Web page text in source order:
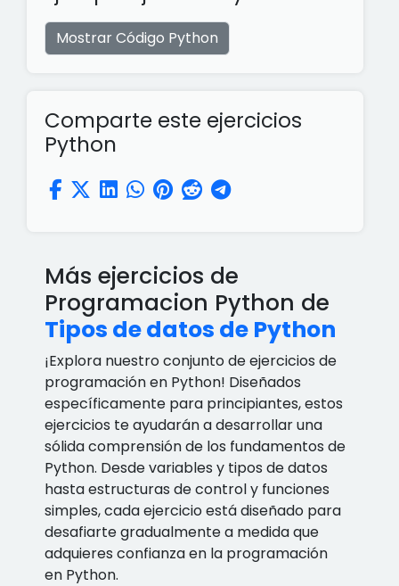
Mostrar Código Python
Comparte este ejercicios
Python
Más ejercicios de
Programacion Python de
Tipos de datos de Python
¡Explora nuestro conjunto de ejercicios de
programación en Python! Diseñados
específicamente para principiantes, estos
ejercicios te ayudarán a desarrollar una
sólida comprensión de los fundamentos de
Python. Desde variables y tipos de datos
hasta estructuras de control y funciones
simples, cada ejercicio está diseñado para
desafiarte gradualmente a medida que
adquieres confianza en la programación
en Python.